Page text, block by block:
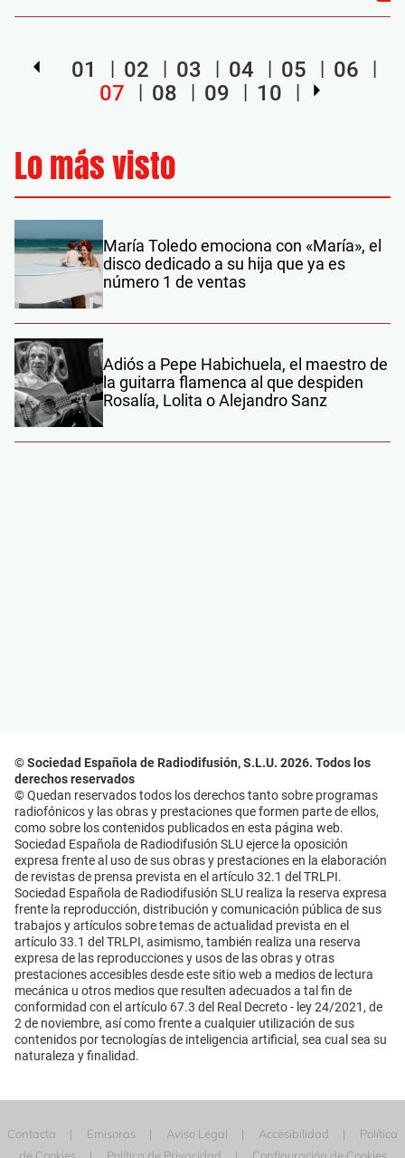
01 02 03 04 05
06
07
08 09 10
Lo más visto
María Toledo emociona con «María», el
disco dedicado a su hija que ya es
número 1 de ventas
Adiós a Pepe Habichuela, el maestro de
la guitarra flamenca al que despiden
Rosalía, Lolita o Alejandro Sanz
© Sociedad Española de Radiodifusión, S.L.U. 2026. Todos los
derechos reservados
© Quedan reservados todos los derechos tanto sobre programas
radiofónicos y las obras y prestaciones que formen parte de ellos,
como sobre los contenidos publicados en esta página web.
Sociedad Española de Radiodifusión SLU ejerce la oposición
expresa frente al uso de sus obras y prestaciones en la elaboración
de revistas de prensa prevista en el artículo 32.1 del TRLPI.
Sociedad Española de Radiodifusión SLU realiza la reserva expresa
frente la reproducción, distribución y comunicación pública de sus
trabajos y artículos sobre temas de actualidad prevista en el
artículo 33.1 del TRLPI, asimismo, también realiza una reserva
expresa de las reproducciones y usos de las obras y otras
prestaciones accesibles desde este sitio web a medios de lectura
mecánica u otros medios que resulten adecuados a tal fin de
conformidad con el artículo 67.3 del Real Decreto - ley 24/2021, de
2 de noviembre, así como frente a cualquier utilización de sus
contenidos por tecnologías de inteligencia artificial, sea cual sea su
naturaleza y finalidad.
Contacta Emisoras Aviso Legal Accesibilidad
Política